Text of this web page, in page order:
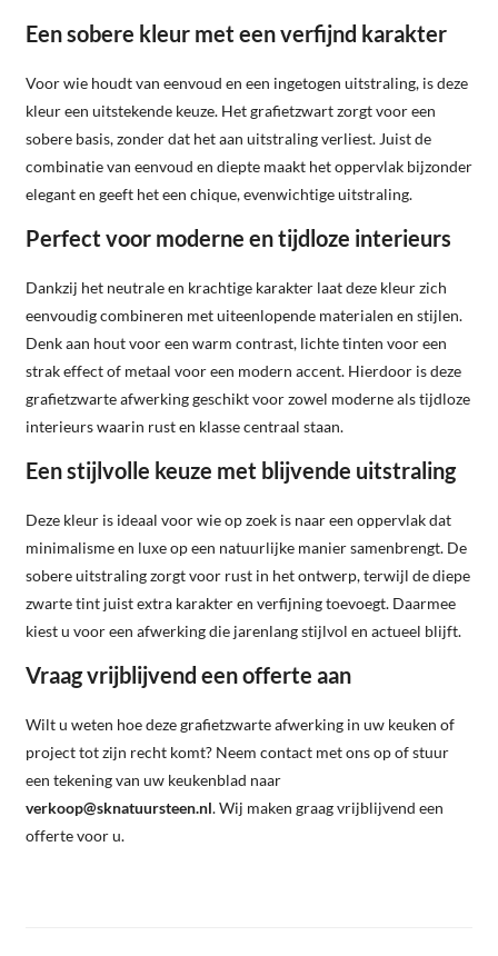
Een sobere kleur met een verfijnd karakter
Voor wie houdt van eenvoud en een ingetogen uitstraling, is deze
kleur een uitstekende keuze. Het grafietzwart zorgt voor een
sobere basis, zonder dat het aan uitstraling verliest. Juist de
combinatie van eenvoud en diepte maakt het oppervlak bijzonder
elegant en geeft het een chique, evenwichtige uitstraling.
Perfect voor moderne en tijdloze interieurs
Dankzij het neutrale en krachtige karakter laat deze kleur zich
eenvoudig combineren met uiteenlopende materialen en stijlen.
Denk aan hout voor een warm contrast, lichte tinten voor een
strak effect of metaal voor een modern accent. Hierdoor is deze
grafietzwarte afwerking geschikt voor zowel moderne als tijdloze
interieurs waarin rust en klasse centraal staan.
Een stijlvolle keuze met blijvende uitstraling
Deze kleur is ideaal voor wie op zoek is naar een oppervlak dat
minimalisme en luxe op een natuurlijke manier samenbrengt. De
sobere uitstraling zorgt voor rust in het ontwerp, terwijl de diepe
zwarte tint juist extra karakter en verfijning toevoegt. Daarmee
kiest u voor een afwerking die jarenlang stijlvol en actueel blijft.
Vraag vrijblijvend een offerte aan
Wilt u weten hoe deze grafietzwarte afwerking in uw keuken of
project tot zijn recht komt? Neem contact met ons op of stuur
een tekening van uw keukenblad naar
verkoop@sknatuursteen.nl. Wij maken graag vrijblijvend een
offerte voor u.